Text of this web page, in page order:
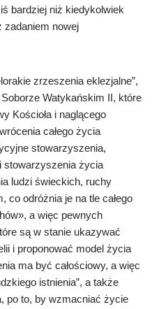
bardziej niż kiedykolwiek
zadaniem nowej
zrzeszenia eklezjalne”,
Watykańskim II, które
Kościoła i naglącego
całego życia
stowarzyszenia,
stowarzyszenia życia
ludzi świeckich, ruchy
co odróżnia je na tle całego
a więc pewnych
są w stanie ukazywać
i proponować model życia
ma być całościowy, a więc
istnienia”, a także
po to, by wzmacniać życie